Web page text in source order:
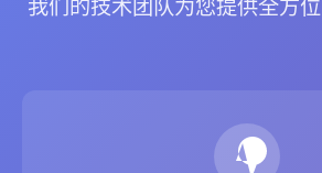
我们的技术团队为您提供全方